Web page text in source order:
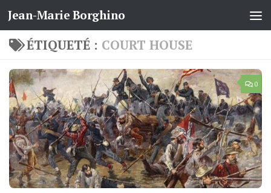
Skip to content
Jean-Marie Borghino
ÉTIQUETÉ : COURT HOUSE
0